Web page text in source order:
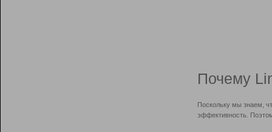
Почему
Поскольку мы знаем,
эффективность.